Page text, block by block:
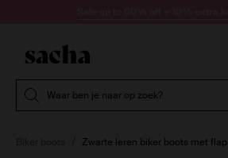
Waar ben je naar op zoek?
Zwarte leren biker boots met flap